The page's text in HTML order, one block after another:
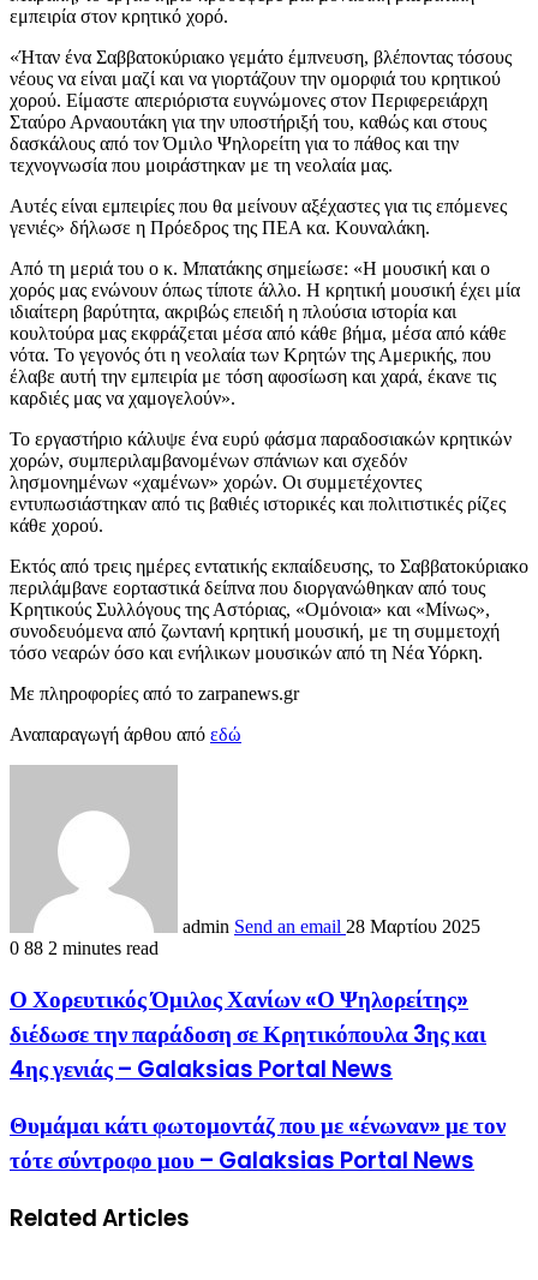
εμπειρία στον κρητικό χορό.
«Ήταν ένα Σαββατοκύριακο γεμάτο έμπνευση, βλέποντας τόσους
νέους να είναι μαζί και να γιορτάζουν την ομορφιά του κρητικού
χορού. Είμαστε απεριόριστα ευγνώμονες στον Περιφερειάρχη
Σταύρο Αρναουτάκη για την υποστήριξή του, καθώς και στους
δασκάλους από τον Όμιλο Ψηλορείτη για το πάθος και την
τεχνογνωσία που μοιράστηκαν με τη νεολαία μας.
Αυτές είναι εμπειρίες που θα μείνουν αξέχαστες για τις επόμενες
γενιές» δήλωσε η Πρόεδρος της ΠΕΑ κα. Κουναλάκη.
Από τη μεριά του ο κ. Μπατάκης σημείωσε: «Η μουσική και ο
χορός μας ενώνουν όπως τίποτε άλλο. Η κρητική μουσική έχει μία
ιδιαίτερη βαρύτητα, ακριβώς επειδή η πλούσια ιστορία και
κουλτούρα μας εκφράζεται μέσα από κάθε βήμα, μέσα από κάθε
νότα. Το γεγονός ότι η νεολαία των Κρητών της Αμερικής, που
έλαβε αυτή την εμπειρία με τόση αφοσίωση και χαρά, έκανε τις
καρδιές μας να χαμογελούν».
Το εργαστήριο κάλυψε ένα ευρύ φάσμα παραδοσιακών κρητικών
χορών, συμπεριλαμβανομένων σπάνιων και σχεδόν
λησμονημένων «χαμένων» χορών. Οι συμμετέχοντες
εντυπωσιάστηκαν από τις βαθιές ιστορικές και πολιτιστικές ρίζες
κάθε χορού.
Εκτός από τρεις ημέρες εντατικής εκπαίδευσης, το Σαββατοκύριακο
περιλάμβανε εορταστικά δείπνα που διοργανώθηκαν από τους
Κρητικούς Συλλόγους της Αστόριας, «Ομόνοια» και «Μίνως»,
συνοδευόμενα από ζωντανή κρητική μουσική, με τη συμμετοχή
τόσο νεαρών όσο και ενήλικων μουσικών από τη Νέα Υόρκη.
Mε πληροφορίες από το zarpanews.gr
Αναπαραγωγή άρθου από εδώ
admin Send an email 28 Μαρτίου 2025
0 88 2 minutes read
Ο Χορευτικός Όμιλος Χανίων «Ο Ψηλορείτης»
διέδωσε την παράδοση σε Κρητικόπουλα 3ης και
4ης γενιάς – Galaksias Portal News
Θυμάμαι κάτι φωτομοντάζ που με «ένωναν» με τον
τότε σύντροφο μου – Galaksias Portal News
Related Articles